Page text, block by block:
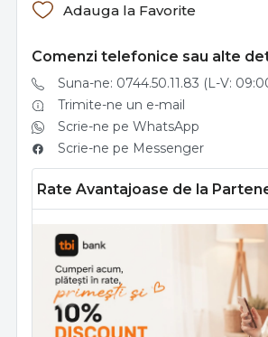
Adauga la Favorite
Comenzi telefonice sau alte
Suna-ne: 0744.50.11.83 (L-V:
Trimite-ne un e-mail
Scrie-ne pe WhatsApp
Scrie-ne pe Messenger
Rate Avantajoase de la